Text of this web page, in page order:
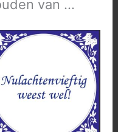
van …